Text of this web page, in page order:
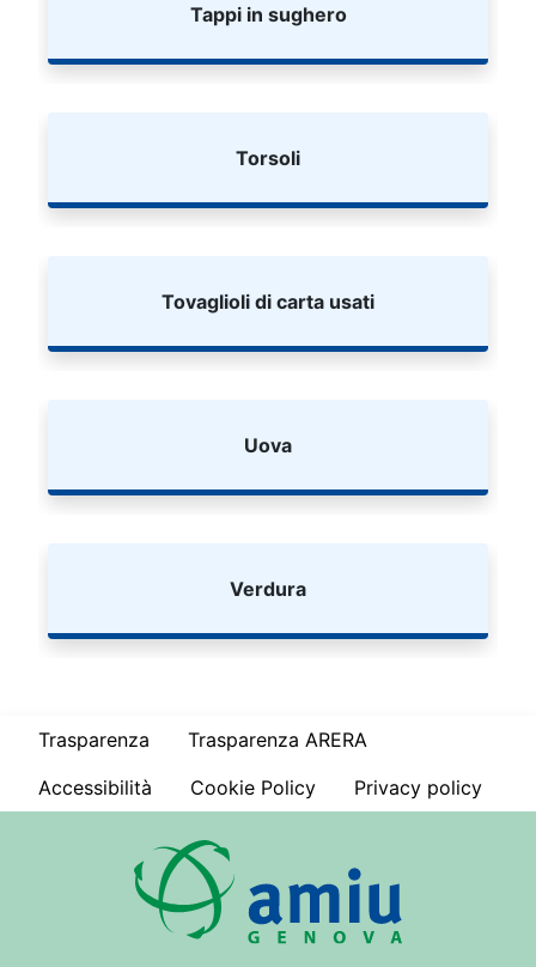
Tappi in sughero
Torsoli
Tovaglioli di carta usati
Uova
Verdura
Trasparenza
Trasparenza ARERA
Accessibilità
Cookie Policy Privacy policy